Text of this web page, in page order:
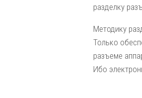
разделку
Методику
Только
разъеме
Ибо